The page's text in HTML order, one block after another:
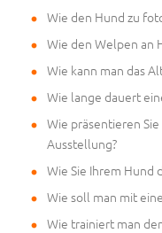
Wie den Hund zu
Wie den Welpen an
Wie kann man das
Wie lange dauert
Wie präsentieren
Ausstellung?
Wie Sie Ihrem Hund
Wie soll man mit
Wie trainiert man